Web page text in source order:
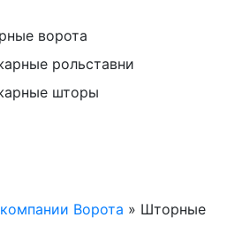
ворота
рольставни
шторы
Ворота » Шторные